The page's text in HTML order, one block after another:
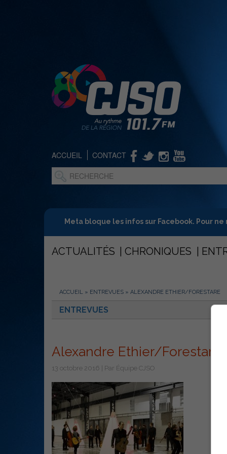
ACCUEIL CONTACT
Meta bloque les infos sur Facebook. Pour
ACTUALITÉS CHRONIQUES
ACCUEIL » ENTREVUES » ALEXANDRE ETHIER/FORESTARE
ENTREVUES
Alexandre Ethier/Forestare
13 octobre 2016 | Par Équipe CJSO